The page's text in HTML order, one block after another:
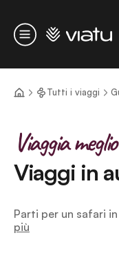
Menu
Homepage
Tutti i viaggi
Viaggi in
Viaggia meglio
Parti per un safari
più